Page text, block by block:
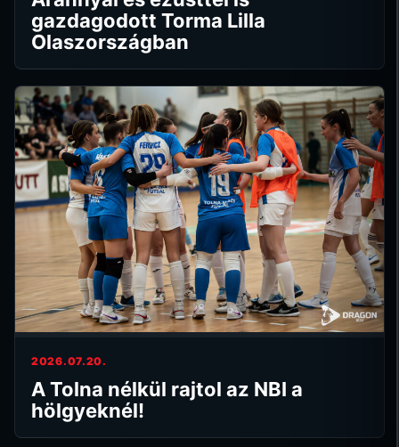
gazdagodott Torma Lilla
Olaszországban
2026.07.20.
A Tolna nélkül rajtol az NBI a
hölgyeknél!